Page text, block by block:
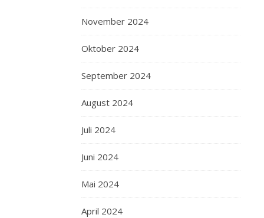
November 2024
Oktober 2024
September 2024
August 2024
Juli 2024
Juni 2024
Mai 2024
April 2024